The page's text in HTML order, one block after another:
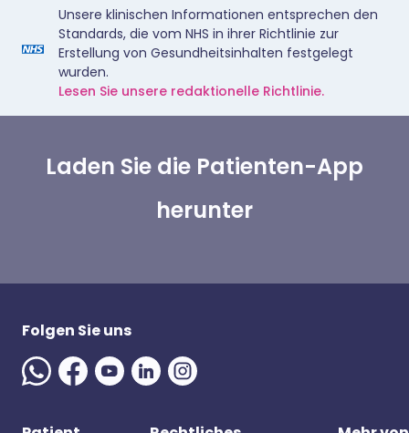
Unsere klinischen Informationen entsprechen den
Standards, die vom NHS in ihrer Richtlinie zur
Erstellung von Gesundheitsinhalten festgelegt
wurden.
Lesen Sie unsere redaktionelle Richtlinie.
Laden Sie die Patienten-App
herunter
Folgen Sie uns